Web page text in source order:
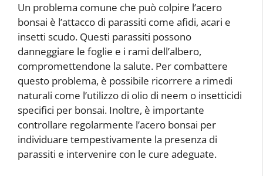
Un problema comune che può colpire l’acero
bonsai è l’attacco di parassiti come afidi, acari e
insetti scudo. Questi parassiti possono
danneggiare le foglie e i rami dell’albero,
compromettendone la salute. Per combattere
questo problema, è possibile ricorrere a rimedi
naturali come l’utilizzo di olio di neem o insetticidi
specifici per bonsai. Inoltre, è importante
controllare regolarmente l’acero bonsai per
individuare tempestivamente la presenza di
parassiti e intervenire con le cure adeguate.